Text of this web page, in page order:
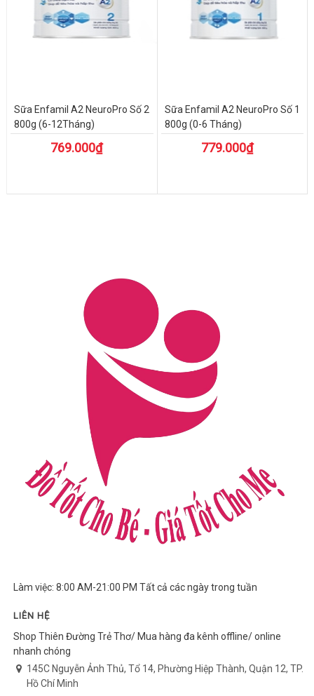
Sữa Enfamil A2 NeuroPro Số 2
800g (6-12Tháng)
769.000₫
Sữa Enfamil A2 NeuroPro Số 1
800g (0-6 Tháng)
779.000₫
Làm việc: 8:00 AM-21:00 PM Tất cả các ngày trong tuần
LIÊN HỆ
Shop Thiên Đường Trẻ Thơ/ Mua hàng đa kênh offline/ online
nhanh chóng
145C Nguyễn Ảnh Thủ, Tổ 14, Phường Hiệp Thành, Quận 12, TP.
Hồ Chí Minh